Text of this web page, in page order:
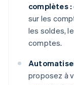
complètes :
sur les
les soldes,
comptes.
proposez à